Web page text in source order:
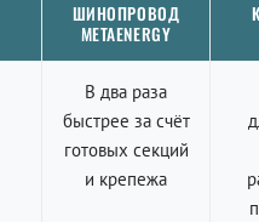
ШИНОПРОВОД
METAENERGY
В два раза
быстрее за счёт
готовых секций
и крепежа